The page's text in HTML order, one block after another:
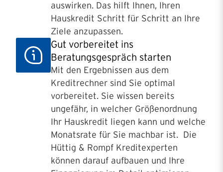
auswirken. Das hilft Ihnen, Ihren
Hauskredit Schritt für Schritt an Ihre
Ziele anzupassen.
Gut vorbereitet ins
Beratungsgespräch starten
Mit den Ergebnissen aus dem
Kreditrechner sind Sie optimal
vorbereitet. Sie wissen bereits
ungefähr, in welcher Größenordnung
Ihr Hauskredit liegen kann und welche
Monatsrate für Sie machbar ist. Die
Hüttig & Rompf Kreditexperten
können darauf aufbauen und Ihre